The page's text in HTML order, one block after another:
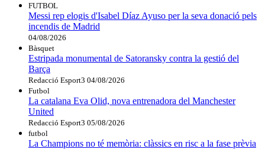
FUTBOL
Messi rep elogis d'Isabel Díaz Ayuso per la seva donació pels
incendis de Madrid
04/08/2026
Bàsquet
Estripada monumental de Satoransky contra la gestió del
Barça
Redacció Esport3 04/08/2026
Futbol
La catalana Eva Olid, nova entrenadora del Manchester
United
Redacció Esport3 05/08/2026
futbol
La Champions no té memòria: clàssics en risc a la fase prèvia